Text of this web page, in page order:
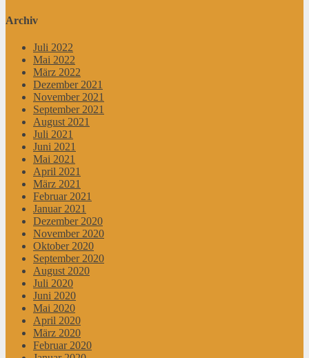
Archiv
Juli 2022
Mai 2022
März 2022
Dezember 2021
November 2021
September 2021
August 2021
Juli 2021
Juni 2021
Mai 2021
April 2021
März 2021
Februar 2021
Januar 2021
Dezember 2020
November 2020
Oktober 2020
September 2020
August 2020
Juli 2020
Juni 2020
Mai 2020
April 2020
März 2020
Februar 2020